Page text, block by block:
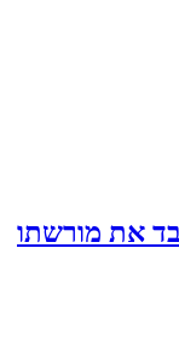
את מורשתו